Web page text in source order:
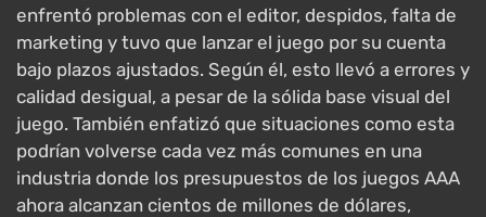
enfrentó problemas con el editor, despidos, falta de
marketing y tuvo que lanzar el juego por su cuenta
bajo plazos ajustados. Según él, esto llevó a errores y
calidad desigual, a pesar de la sólida base visual del
juego. También enfatizó que situaciones como esta
podrían volverse cada vez más comunes en una
industria donde los presupuestos de los juegos AAA
ahora alcanzan cientos de millones de dólares,